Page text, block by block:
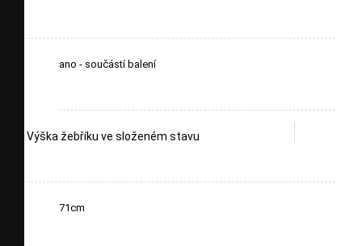
ano - součástí balení
Výška žebříku ve složeném stavu
71cm